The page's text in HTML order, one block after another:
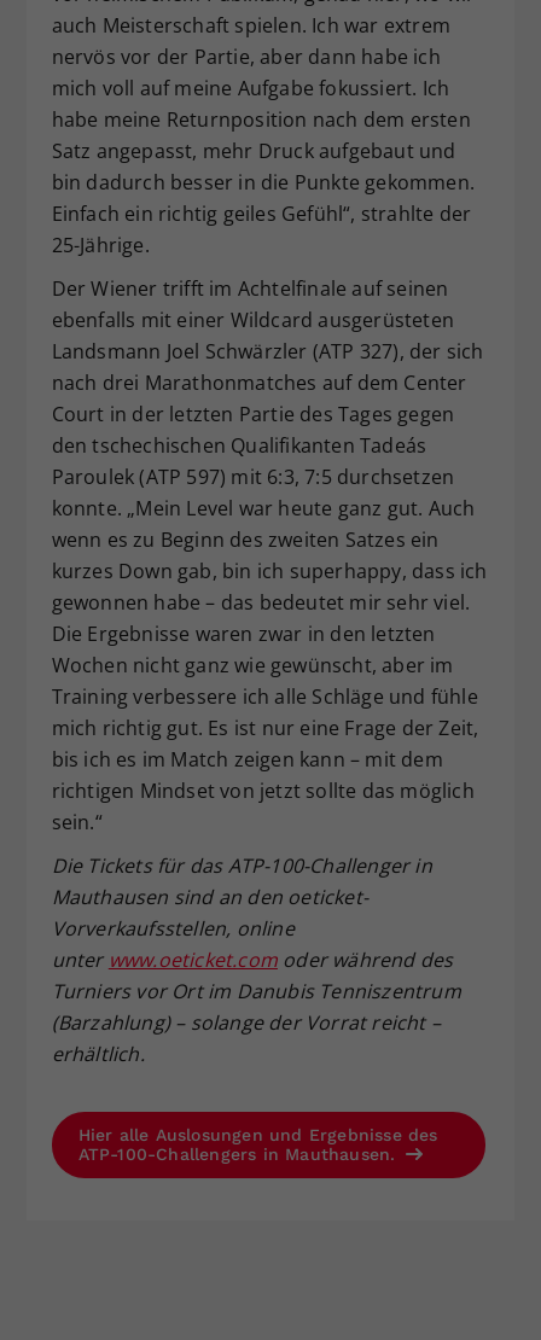
auch Meisterschaft spielen. Ich war extrem
nervös vor der Partie, aber dann habe ich
mich voll auf meine Aufgabe fokussiert. Ich
habe meine Returnposition nach dem ersten
Satz angepasst, mehr Druck aufgebaut und
bin dadurch besser in die Punkte gekommen.
Einfach ein richtig geiles Gefühl“, strahlte der
25-Jährige.
Der Wiener trifft im Achtelfinale auf seinen
ebenfalls mit einer Wildcard ausgerüsteten
Landsmann Joel Schwärzler (ATP 327), der sich
nach drei Marathonmatches auf dem Center
Court in der letzten Partie des Tages gegen
den tschechischen Qualifikanten Tadeás
Paroulek (ATP 597) mit 6:3, 7:5 durchsetzen
konnte. „Mein Level war heute ganz gut. Auch
wenn es zu Beginn des zweiten Satzes ein
kurzes Down gab, bin ich superhappy, dass ich
gewonnen habe – das bedeutet mir sehr viel.
Die Ergebnisse waren zwar in den letzten
Wochen nicht ganz wie gewünscht, aber im
Training verbessere ich alle Schläge und fühle
mich richtig gut. Es ist nur eine Frage der Zeit,
bis ich es im Match zeigen kann – mit dem
richtigen Mindset von jetzt sollte das möglich
sein.“
Die Tickets für das ATP-100-Challenger in
Mauthausen sind an den oeticket-
Vorverkaufsstellen, online
unter www.oeticket.comoder während des
Turniers vor Ort im Danubis Tenniszentrum
(Barzahlung) – solange der Vorrat reicht –
erhältlich.
Hier alle Auslosungen und Ergebnisse des
ATP-100-Challengers in Mauthausen.